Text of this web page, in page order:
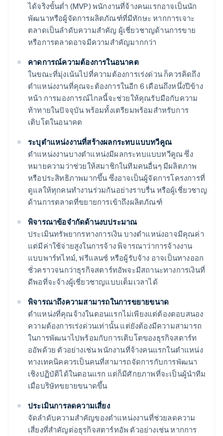
ได้จริงขั้นต่ำ (MVP) พนักงานที่จ้างคนแรกอาจเป็นนัก
พัฒนาหรือผู้จัดการผลิตภัณฑ์ที่มีทักษะ หากการเจาะ
ตลาดเป็นลำดับความสำคัญ ผู้เชี่ยวชาญด้านการขาย
หรือการตลาดอาจมีความสำคัญมากกว่า
คาดการณ์ความต้องการในอนาคต
ในขณะที่มุ่งเน้นไปที่ความต้องการเร่งด่วน ก็ควรคิดถึง
ตำแหน่งงานที่คุณจะต้องการในอีก 6 เดือนถึงหนึ่งปีข้าง
หน้า การมองการณ์ไกลนี้จะช่วยให้คุณรับมือกับความ
ท้าทายในปัจจุบัน พร้อมทั้งเตรียมพร้อมสำหรับการ
เติบโตในอนาคต
ระบุตำแหน่งงานที่สร้างผลกระทบแบบทวีคูณ
ตำแหน่งงานบางตำแหน่งมีผลกระทบแบบทวีคูณ ซึ่ง
หมายความว่าช่วยให้สมาชิกในทีมคนอื่นๆ มีผลิตภาพ
หรือประสิทธิภาพมากขึ้น ซึ่งอาจเป็นผู้จัดการโครงการที่
ดูแลให้ทุกคนทำงานร่วมกันอย่างราบรื่น หรือผู้เชี่ยวชาญ
ด้านการตลาดที่ขยายการเข้าถึงผลิตภัณฑ์
พิจารณาข้อจำกัดด้านงบประมาณ
ประเมินทรัพยากรทางการเงิน บางตำแหน่งอาจมีคุณค่า
แต่มีค่าใช้จ่ายสูงในการจ้าง พิจารณาว่าการจ้างงาน
แบบพาร์ทไทม์, ฟรีแลนซ์ หรือผู้รับจ้าง อาจเป็นทางออก
ชั่วคราวจนกว่าธุรกิจสตาร์ทอัพจะมีสถานะทางการเงินที่
ดีพอที่จะจ้างผู้เชี่ยวชาญแบบเต็มเวลาได้
พิจารณาถึงความสามารถในการขยายขนาด
ตำแหน่งที่คุณจ้างในตอนแรกไม่เพียงแต่ต้องตอบสนอง
ความต้องการเร่งด่วนเท่านั้น แต่ยังต้องมีความสามารถ
ในการพัฒนาไปพร้อมกับการเติบโตของธุรกิจสตาร์ท
ออัพด้วย ตัวอย่างเช่น พนักงานที่จ้างคนแรกในตำแหน่ง
ทางเทคนิคควรเป็นคนที่สามารถจัดการกับการพัฒนา
เชิงปฏิบัติได้ในตอนแรก แต่ก็มีศักยภาพที่จะเป็นผู้นำทีม
เมื่อบริษัทขยายขนาดขึ้น
ประเมินการลดความเสี่ยง
จัดลำดับความสำคัญของตำแหน่งงานที่ช่วยลดความ
เสี่ยงที่สำคัญต่อธุรกิจสตาร์ทอัพ ตัวอย่างเช่น หากการ